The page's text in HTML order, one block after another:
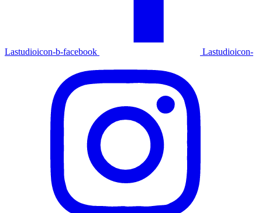
Lastudioicon-b-facebook Lastudioicon-